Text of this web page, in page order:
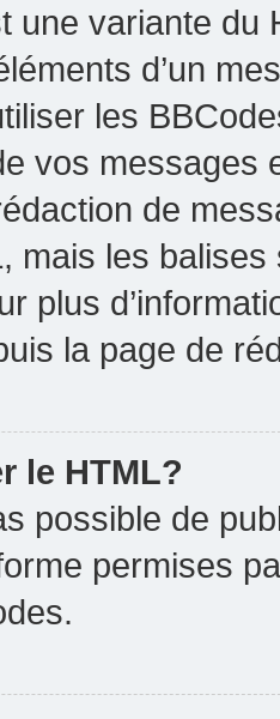
une variante du
d’un
les
vos messages
de
mais les
plus
la page de
le HTML?
possible de
permises